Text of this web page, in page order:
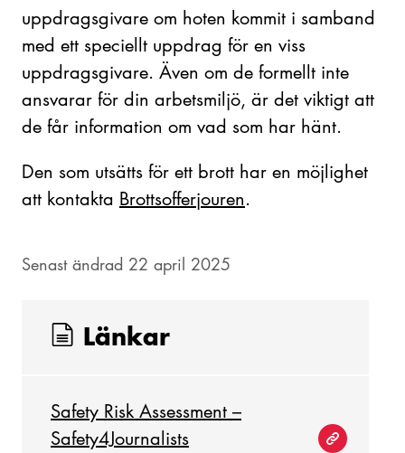
uppdragsgivare om hoten kommit i samband
med ett speciellt uppdrag för en viss
uppdragsgivare. Även om de formellt inte
ansvarar för din arbetsmiljö, är det viktigt att
de får information om vad som har hänt.
Den som utsätts för ett brott har en möjlighet
att kontakta Brottsofferjouren.
Senast ändrad 22 april 2025
Länkar
Safety Risk Assessment –
Safety4Journalists